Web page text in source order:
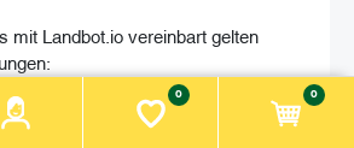
0 0
mit Landbot.io vereinbart gelten
der Chatbot-Nachrichten werden Ihre
der Nachrichtenempfänger